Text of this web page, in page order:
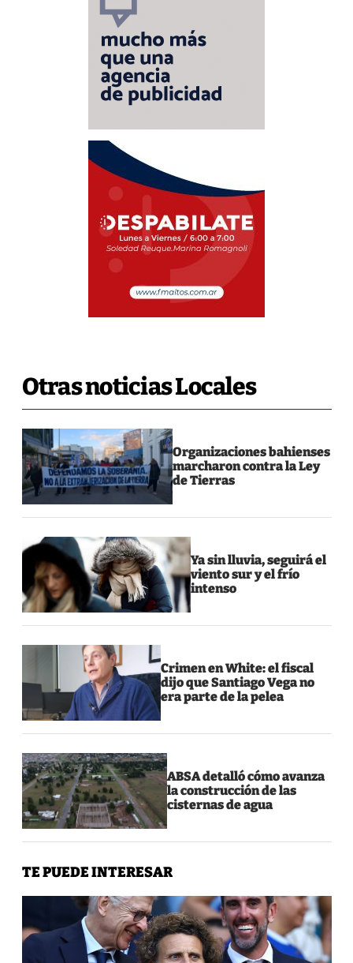
Otras noticias Locales
Organizaciones bahienses
marcharon contra la Ley
de Tierras
Ya sin lluvia, seguirá el
viento sur y el frío
intenso
Crimen en White: el fiscal
dijo que Santiago Vega no
era parte de la pelea
ABSA detalló cómo avanza
la construcción de las
cisternas de agua
TE PUEDE INTERESAR